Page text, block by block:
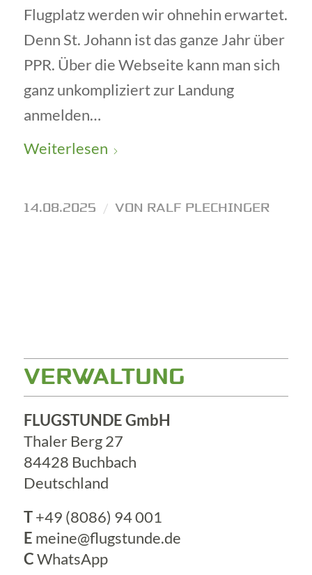
Flugplatz werden wir ohnehin erwartet.
Denn St. Johann ist das ganze Jahr über
PPR. Über die Webseite kann man sich
ganz unkompliziert zur Landung
anmelden…
Weiterlesen
14.08.2025 / VON RALF PLECHINGER
VERWALTUNG
FLUGSTUNDE GmbH
Thaler Berg 27
84428 Buchbach
Deutschland
T +49 (8086) 94 001
E meine@flugstunde.de
CWhatsApp